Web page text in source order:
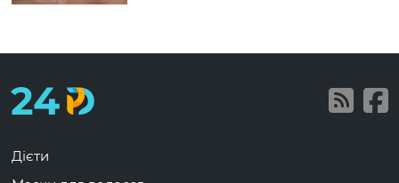
Дієти